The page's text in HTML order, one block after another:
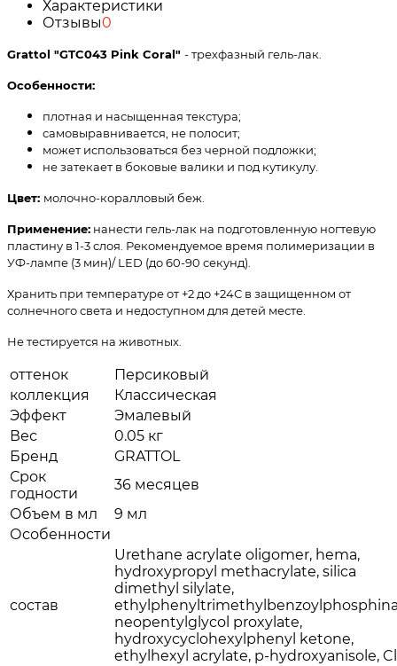
Характеристики
Отзывы0
Grattol "GTC043 Pink Coral" - трехфазный гель-лак.
Особенности:
плотная и насыщенная текстура;
самовыравнивается, не полосит;
может использоваться без черной подложки;
не затекает в боковые валики и под кутикулу.
Цвет: молочно-коралловый беж.
Применение: нанести гель-лак на подготовленную ногтевую
пластину в 1-3 слоя. Рекомендуемое время полимеризации в
УФ-лампе (3 мин)/ LED (до 60-90 секунд).
Хранить при температуре от +2 до +24С в защищенном от
солнечного света и недоступном для детей месте.
Не тестируется на животных.
оттенок
Персиковый
коллекция
Классическая
Эффект
Эмалевый
Вес
0.05 кг
Бренд
GRATTOL
Срок
годности
36 месяцев
Объем в мл
9 мл
Особенности
состав
Urethane acrylate oligomer, hema,
hydroxypropyl methacrylate, silica
dimethyl silylate,
neopentylglycol proxylate,
hydroxycyclohexylphenyl ketone,
ethylhexyl acrylate, p-hydroxyanisole, Cl